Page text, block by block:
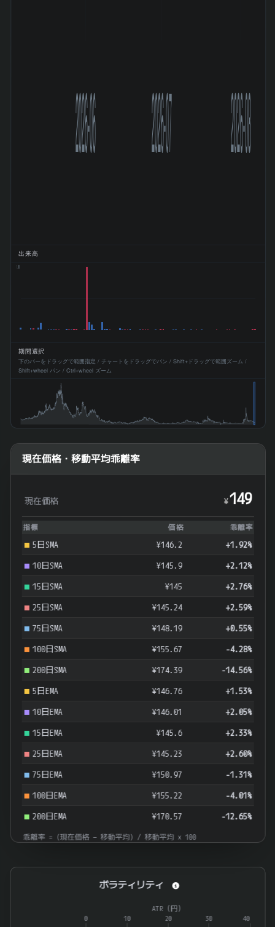
2026-06 2026-07 2026-08
出来高
1.9M
期間選択
下のバーをドラッグで範囲指定 / チャートをドラッグでパン / Shift+ドラッグで範囲ズーム /
Shift+wheel パン / Ctrl+wheel ズーム
現在価格・移動平均乖離率
現在価格 ¥149
指標 価格 乖離率
5日SMA ¥146.2 +1.92%
10日SMA ¥145.9 +2.12%
15日SMA ¥145 +2.76%
25日SMA ¥145.24 +2.59%
75日SMA ¥148.19 +0.55%
100日SMA ¥155.67 -4.28%
200日SMA ¥174.39 -14.56%
5日EMA ¥146.76 +1.53%
10日EMA ¥146.01 +2.05%
15日EMA ¥145.6 +2.33%
25日EMA ¥145.23 +2.60%
75日EMA ¥150.97 -1.31%
100日EMA ¥155.22 -4.01%
200日EMA ¥170.57 -12.65%
乖離率 = (現在価格 − 移動平均) / 移動平均 × 100
Combination chart with 4 data series.
The chart has 1 X axis displaying categories.
ATR（円）
0 40
10 20 30
ボラティリティ